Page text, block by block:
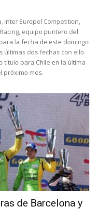
Inter Europol Competition,
equipo puntero del
la fecha de este domingo
últimas dos fechas con ello
título para Chile en la última
próximo mes.
de Barcelona y